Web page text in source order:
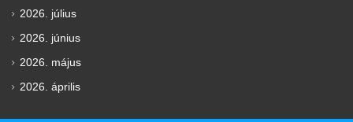
2026. július
2026. június
2026. május
2026. április